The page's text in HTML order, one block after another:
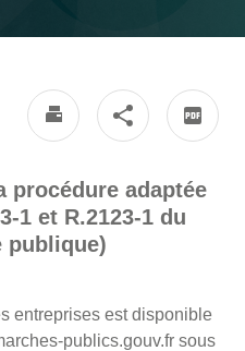
procédure adaptée
1 et R.2123-1 du
publique)
entreprises est disponible
publics.gouv.fr sous